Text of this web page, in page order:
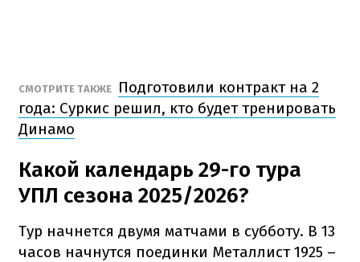
СМОТРИТЕ ТАКЖЕ
Подготовили контракт на 2
года: Суркис решил, кто будет тренировать
Динамо
Какой календарь 29-го тура
УПЛ сезона 2025/2026?
Тур начнется двумя матчами в субботу. В 13
часов начнутся поединки Металлист 1925 –